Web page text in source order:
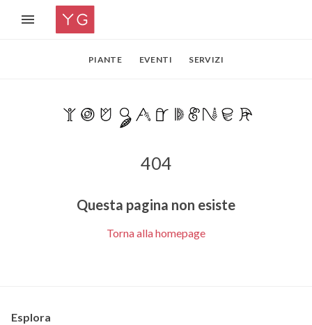
PIANTE EVENTI SERVIZI
404
Questa pagina non esiste
Torna alla homepage
Esplora